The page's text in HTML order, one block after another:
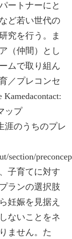
ートナーにと
ど若い世代の
究を行う。ま
（仲間）とし
ムで取り組ん
／プレコンセ
ップ
涯のうちのプレ
section/
子育てに対す
ランの選択肢
妊娠を見据え
ないことをネ
ません。た